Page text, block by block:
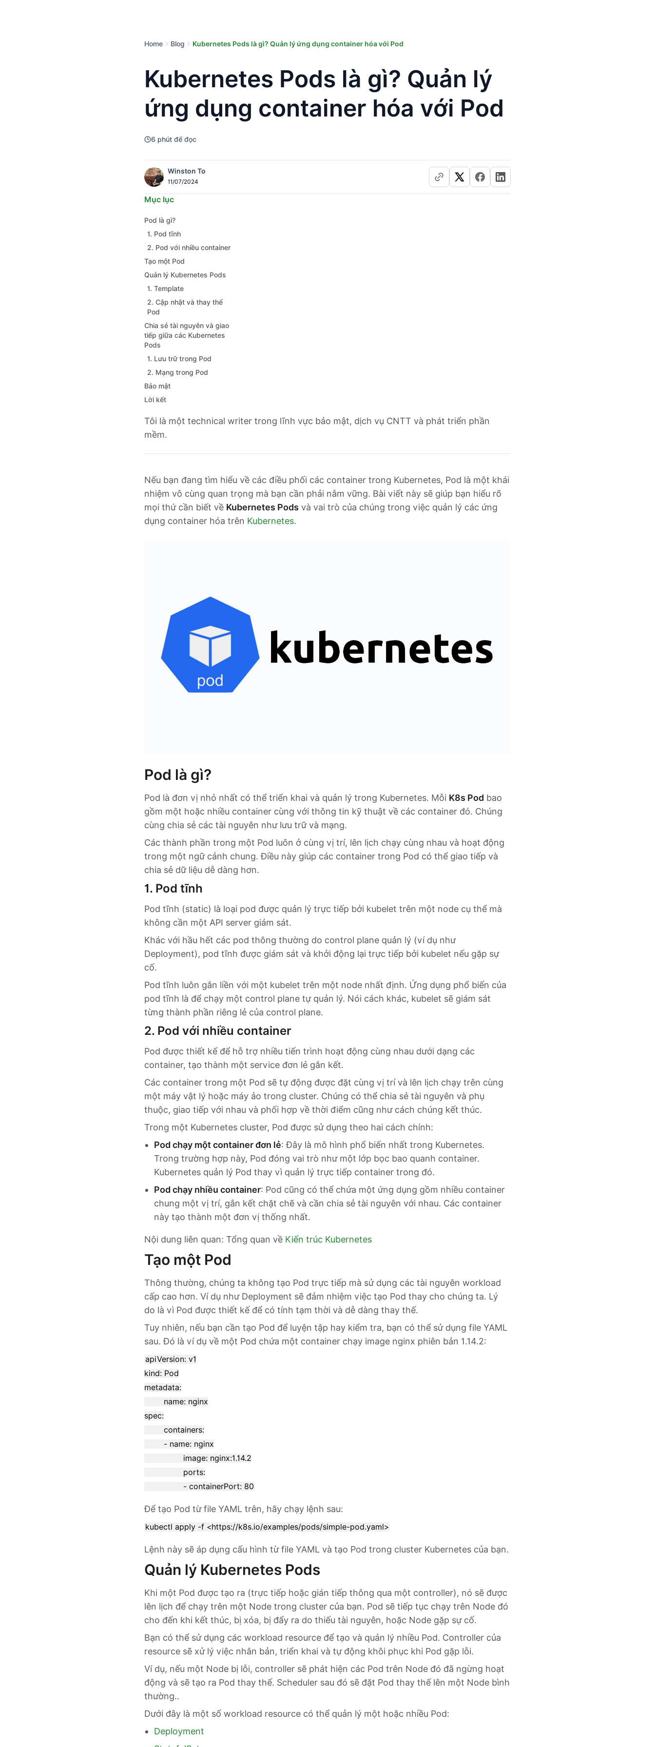
Home Blog Kubernetes Pods là gì? Quản lý ứng dụng container hóa với Pod
Kubernetes Pods là gì? Quản lý
ứng dụng container hóa với Pod
6 phút để đọc
Winston To
11/07/2024
Mục lục
Pod là gì?
1. Pod tĩnh
2. Pod với nhiều container
Tạo một Pod
Quản lý Kubernetes Pods
1. Template
2. Cập nhật và thay thế
Pod
Chia sẻ tài nguyên và giao
tiếp giữa các Kubernetes
Pods
1. Lưu trữ trong Pod
2. Mạng trong Pod
Bảo mật
Lời kết
Tôi là một technical writer trong lĩnh vực bảo mật, dịch vụ CNTT và phát triển phần
mềm.
Nếu bạn đang tìm hiểu về các điều phối các container trong Kubernetes, Pod là một khái
nhiệm vô cùng quan trọng mà bạn cần phải nắm vững. Bài viết này sẽ giúp bạn hiểu rõ
mọi thứ cần biết về Kubernetes Pods và vai trò của chúng trong việc quản lý các ứng
dụng container hóa trên Kubernetes.
Pod là gì?
Pod là đơn vị nhỏ nhất có thể triển khai và quản lý trong Kubernetes. Mỗi K8s Pod bao
gồm một hoặc nhiều container cùng với thông tin kỹ thuật về các container đó. Chúng
cùng chia sẻ các tài nguyên như lưu trữ và mạng.
Các thành phần trong một Pod luôn ở cùng vị trí, lên lịch chạy cùng nhau và hoạt động
trong một ngữ cảnh chung. Điều này giúp các container trong Pod có thể giao tiếp và
chia sẻ dữ liệu dễ dàng hơn.
1. Pod tĩnh
Pod tĩnh (static) là loại pod được quản lý trực tiếp bởi kubelet trên một node cụ thể mà
không cần một API server giám sát.
Khác với hầu hết các pod thông thường do control plane quản lý (ví dụ như
Deployment), pod tĩnh được giám sát và khởi động lại trực tiếp bởi kubelet nếu gặp sự
cố.
Pod tĩnh luôn gắn liền với một kubelet trên một node nhất định. Ứng dụng phổ biến của
pod tĩnh là để chạy một control plane tự quản lý. Nói cách khác, kubelet sẽ giám sát
từng thành phần riêng lẻ của control plane.
2. Pod với nhiều container
Pod được thiết kế để hỗ trợ nhiều tiến trình hoạt động cùng nhau dưới dạng các
container, tạo thành một service đơn lẻ gắn kết.
Các container trong một Pod sẽ tự động được đặt cùng vị trí và lên lịch chạy trên cùng
một máy vật lý hoặc máy ảo trong cluster. Chúng có thể chia sẻ tài nguyên và phụ
thuộc, giao tiếp với nhau và phối hợp về thời điểm cũng như cách chúng kết thúc.
Trong một Kubernetes cluster, Pod được sử dụng theo hai cách chính:
Pod chạy một container đơn lẻ: Đây là mô hình phổ biến nhất trong Kubernetes.
Trong trường hợp này, Pod đóng vai trò như một lớp bọc bao quanh container.
Kubernetes quản lý Pod thay vì quản lý trực tiếp container trong đó.
Pod chạy nhiều container: Pod cũng có thể chứa một ứng dụng gồm nhiều container
chung một vị trí, gắn kết chặt chẽ và cần chia sẻ tài nguyên với nhau. Các container
này tạo thành một đơn vị thống nhất.
Nội dung liên quan: Tổng quan về Kiến trúc Kubernetes
Tạo một Pod
Thông thường, chúng ta không tạo Pod trực tiếp mà sử dụng các tài nguyên workload
cấp cao hơn. Ví dụ như Deployment sẽ đảm nhiệm việc tạo Pod thay cho chúng ta. Lý
do là vì Pod được thiết kế để có tính tạm thời và dễ dàng thay thế.
Tuy nhiên, nếu bạn cần tạo Pod để luyện tập hay kiểm tra, bạn có thể sử dụng file YAML
sau. Đó là ví dụ về một Pod chứa một container chạy image nginx phiên bản 1.14.2:
apiVersion: v1
kind: Pod
metadata:
spec:
Để tạo Pod từ file YAML trên, hãy chạy lệnh sau:
Lệnh này sẽ áp dụng cấu hình từ file YAML và tạo Pod trong cluster Kubernetes của bạn.
Quản lý Kubernetes Pods
Khi một Pod được tạo ra (trực tiếp hoặc gián tiếp thông qua một controller), nó sẽ được
lên lịch để chạy trên một Node trong cluster của bạn. Pod sẽ tiếp tục chạy trên Node đó
cho đến khi kết thúc, bị xóa, bị đẩy ra do thiếu tài nguyên, hoặc Node gặp sự cố.
Bạn có thể sử dụng các workload resource để tạo và quản lý nhiều Pod. Controller của
resource sẽ xử lý việc nhân bản, triển khai và tự động khôi phục khi Pod gặp lỗi.
Ví dụ, nếu một Node bị lỗi, controller sẽ phát hiện các Pod trên Node đó đã ngừng hoạt
động và sẽ tạo ra Pod thay thế. Scheduler sau đó sẽ đặt Pod thay thế lên một Node bình
thường..
Dưới đây là một số workload resource có thể quản lý một hoặc nhiều Pod:
Deployment